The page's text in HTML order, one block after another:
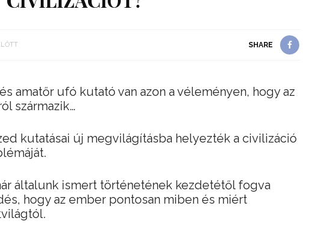
SHARE
amatőr ufó kutató van azon a véleményen, hogy az
származik…
kutatásai új megvilágításba helyezték a civilizáció
általunk ismert történetének kezdetétől fogva
hogy az ember pontosan miben és miért